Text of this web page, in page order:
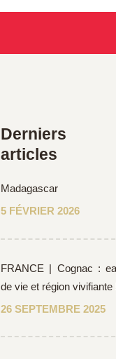
Derniers
articles
Madagascar
5 FÉVRIER 2026
FRANCE | Cognac :
de vie et région vivifiante
26 SEPTEMBRE 2025